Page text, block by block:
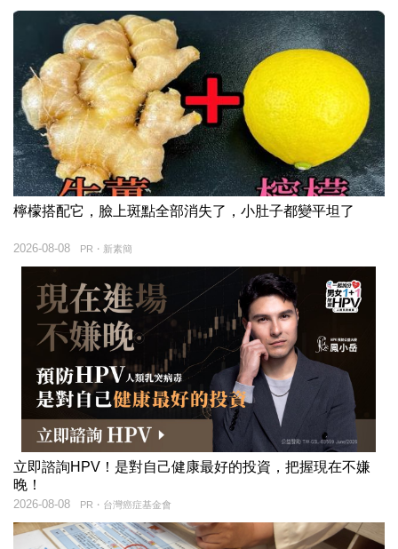
檸檬搭配它，臉上斑點全部消失了，小肚子都變平坦了
PR・新素簡
2026-08-08
立即諮詢HPV！是對自己健康最好的投資，把握現在不嫌
晚！
PR・台灣癌症基金會
2026-08-08